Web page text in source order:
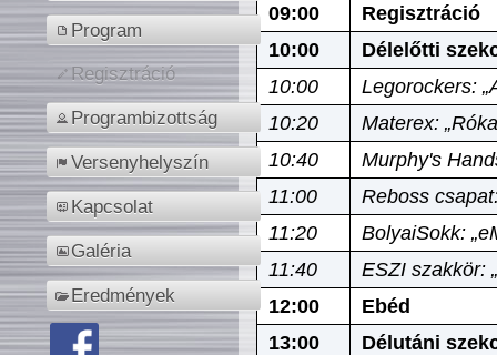
Program
Regisztráció
Programbizottság
Versenyhelyszín
Kapcsolat
Galéria
Eredmények
09:00
Regisztráció
10:00
Délelőtti
10:00
Legorockers:
10:20
Materex:
10:40
Murphy's
11:00
Reboss
11:20
BolyaiSokk:
11:40
ESZI szakkör:
12:00
Ebéd
13:00
Délutáni